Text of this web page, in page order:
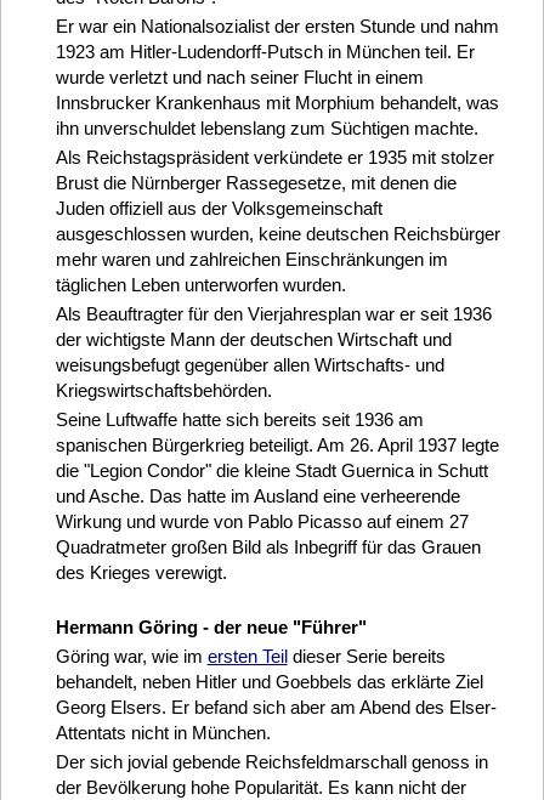
Er war ein Nationalsozialist der ersten Stunde und nahm
1923 am Hitler-Ludendorff-Putsch in München teil. Er
wurde verletzt und nach seiner Flucht in einem
Innsbrucker Krankenhaus mit Morphium behandelt, was
ihn unverschuldet lebenslang zum Süchtigen machte.
Als Reichstagspräsident verkündete er 1935 mit stolzer
Brust die Nürnberger Rassegesetze, mit denen die
Juden offiziell aus der Volksgemeinschaft
ausgeschlossen wurden, keine deutschen Reichsbürger
mehr waren und zahlreichen Einschränkungen im
täglichen Leben unterworfen wurden.
Als Beauftragter für den Vierjahresplan war er seit 1936
der wichtigste Mann der deutschen Wirtschaft und
weisungsbefugt gegenüber allen Wirtschafts- und
Kriegswirtschaftsbehörden.
Seine Luftwaffe hatte sich bereits seit 1936 am
spanischen Bürgerkrieg beteiligt. Am 26. April 1937 legte
die "Legion Condor" die kleine Stadt Guernica in Schutt
und Asche. Das hatte im Ausland eine verheerende
Wirkung und wurde von Pablo Picasso auf einem 27
Quadratmeter großen Bild als Inbegriff für das Grauen
des Krieges verewigt.
Hermann Göring - der neue "Führer"
Göring war, wie im ersten Teildieser Serie bereits
behandelt, neben Hitler und Goebbels das erklärte Ziel
Georg Elsers. Er befand sich aber am Abend des Elser-
Attentats nicht in München.
Der sich jovial gebende Reichsfeldmarschall genoss in
der Bevölkerung hohe Popularität. Es kann nicht der